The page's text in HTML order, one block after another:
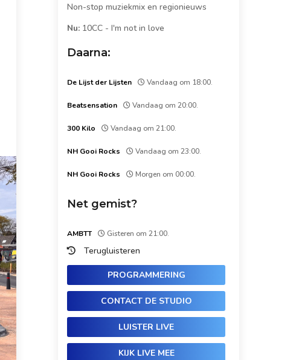
Non-stop muziekmix en regionieuws
Nu: 10CC - I'm not in love
Daarna:
De Lijst der Lijsten Vandaag om 18:00.
Beatsensation Vandaag om 20:00.
300 Kilo Vandaag om 21:00.
NH Gooi Rocks Vandaag om 23:00.
NH Gooi Rocks Morgen om 00:00.
Net gemist?
AMBTT Gisteren om 21:00.
Terugluisteren
PROGRAMMERING
CONTACT DE STUDIO
LUISTER LIVE
KIJK LIVE MEE